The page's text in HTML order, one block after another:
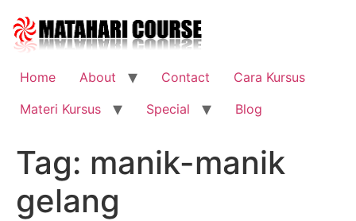
content
Home
About Contact
Cara Kursus
Materi Kursus
Special Blog
Tag: manik-manik
gelang